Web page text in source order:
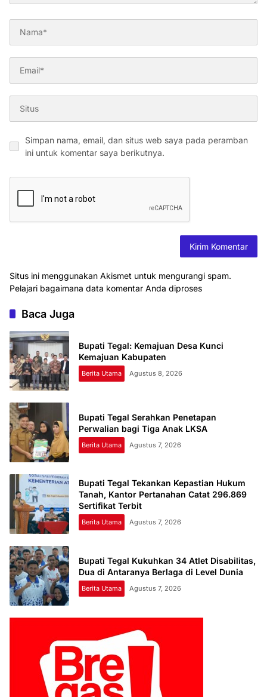
Simpan nama, email, dan situs web saya pada peramban
ini untuk komentar saya berikutnya.
Situs ini menggunakan Akismet untuk mengurangi spam.
Pelajari bagaimana data komentar Anda diproses
Baca Juga
Bupati Tegal: Kemajuan Desa Kunci
Kemajuan Kabupaten
Berita Utama Agustus 8, 2026
Bupati Tegal Serahkan Penetapan
Perwalian bagi Tiga Anak LKSA
Berita Utama Agustus 7, 2026
Bupati Tegal Tekankan Kepastian Hukum
Tanah, Kantor Pertanahan Catat 296.869
Sertifikat Terbit
Berita Utama Agustus 7, 2026
Bupati Tegal Kukuhkan 34 Atlet Disabilitas,
Dua di Antaranya Berlaga di Level Dunia
Berita Utama Agustus 7, 2026